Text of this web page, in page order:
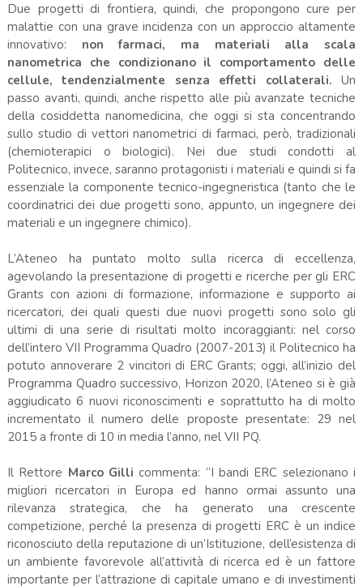
Due progetti di frontiera, quindi, che propongono cure per
malattie con una grave incidenza con un approccio altamente
innovativo: non farmaci, ma materiali alla scala
nanometrica che condizionano il comportamento delle
cellule, tendenzialmente senza effetti collaterali. Un
passo avanti, quindi, anche rispetto alle più avanzate tecniche
della cosiddetta nanomedicina, che oggi si sta concentrando
sullo studio di vettori nanometrici di farmaci, però, tradizionali
(chemioterapici o biologici). Nei due studi condotti al
Politecnico, invece, saranno protagonisti i materiali e quindi si fa
essenziale la componente tecnico-ingegneristica (tanto che le
coordinatrici dei due progetti sono, appunto, un ingegnere dei
materiali e un ingegnere chimico).
L’Ateneo ha puntato molto sulla ricerca di eccellenza,
agevolando la presentazione di progetti e ricerche per gli ERC
Grants con azioni di formazione, informazione e supporto ai
ricercatori, dei quali questi due nuovi progetti sono solo gli
ultimi di una serie di risultati molto incoraggianti: nel corso
dell’intero VII Programma Quadro (2007-2013) il Politecnico ha
potuto annoverare 2 vincitori di ERC Grants; oggi, all’inizio del
Programma Quadro successivo, Horizon 2020, l’Ateneo si è già
aggiudicato 6 nuovi riconoscimenti e soprattutto ha di molto
incrementato il numero delle proposte presentate: 29 nel
2015 a fronte di 10 in media l’anno, nel VII PQ.
Il Rettore Marco Gillicommenta: “I bandi ERC selezionano i
migliori ricercatori in Europa ed hanno ormai assunto una
rilevanza strategica, che ha generato una crescente
competizione, perché la presenza di progetti ERC è un indice
riconosciuto della reputazione di un’Istituzione, dell’esistenza di
un ambiente favorevole all’attività di ricerca ed è un fattore
importante per l’attrazione di capitale umano e di investimenti